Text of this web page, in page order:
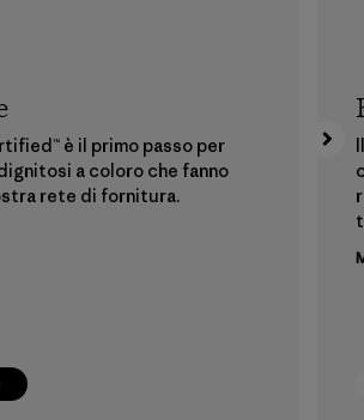
è il primo passo per
a coloro che fanno
rete di fornitura.